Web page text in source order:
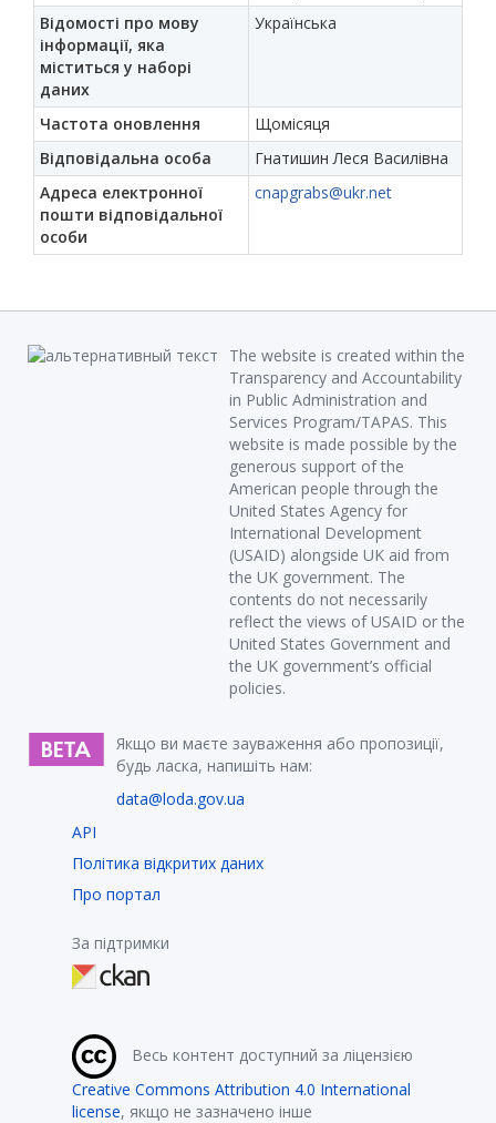
Відомості про мову
інформації, яка
міститься у наборі
даних
Українська
Частота оновлення
Щомісяця
Відповідальна особа
Гнатишин Леся Василівна
Адреса електронної
пошти відповідальної
особи
cnapgrabs@ukr.net
The website is created within the
Transparency and Accountability
in Public Administration and
Services Program/TAPAS. This
website is made possible by the
generous support of the
American people through the
United States Agency for
International Development
(USAID) alongside UK aid from
the UK government. The
contents do not necessarily
reflect the views of USAID or the
United States Government and
the UK government’s official
policies.
Якщо ви маєте зауваження або пропозиції,
будь ласка, напишіть нам:
data@loda.gov.ua
API
Політика відкритих даних
Про портал
За підтримки
Весь контент доступний за ліцензією
Creative Commons Attribution 4.0 International
license, якщо не зазначено інше